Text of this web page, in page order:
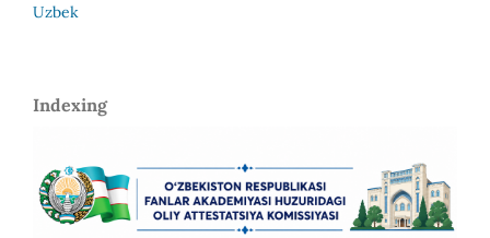
Uzbek
Indexing